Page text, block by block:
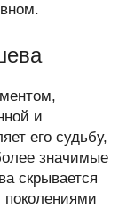
и
его судьбу,
значимые
скрывается